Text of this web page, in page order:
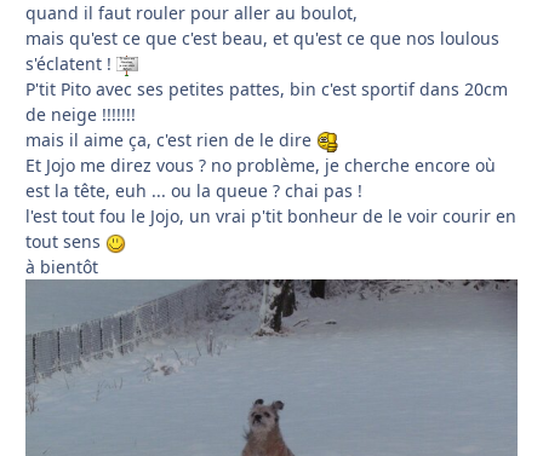
quand il faut rouler pour aller au boulot,
mais qu'est ce que c'est beau, et qu'est ce que nos loulous
s'éclatent !
P'tit Pito avec ses petites pattes, bin c'est sportif dans 20cm
de neige !!!!!!!
mais il aime ça, c'est rien de le dire
Et Jojo me direz vous ? no problème, je cherche encore où
est la tête, euh ... ou la queue ? chai pas !
l'est tout fou le Jojo, un vrai p'tit bonheur de le voir courir en
tout sens
à bientôt